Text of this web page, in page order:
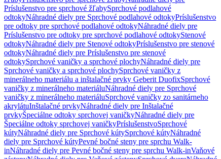
Príslušenstvo pre sprchové žľabySprchové podlahové
odtokyNáhradné diely pre Sprchové podlahové odtokyPríslušenstvo
pre odtoky pre sprchové podlahové odtokyNáhradné diely pre
Príslušenstvo pre odtoky pre sprchové podlahové odtokyStenové
odtokyNáhradné diely pre Stenové odtokyPríslušenstvo pre stenové
odtokyNáhradné diely pre Príslušenstvo pre stenové
odtokySprchové vaničky a sprchové plochyNáhradné diely pre
Sprchové vaničky a sprchové plochySprchové vaničky z
minerálneho materiálu a inštalačné prvky Geberit DuofixSprchové
vaničky z minerálneho materiáluNáhradné diely pre Sprchové
vaničky z minerálneho materiáluSprchové vaničky zo sanitárneho
akrylátuInštalačné prvkyNáhradné diely pre Inštalačné
prvkyŠpeciálne odtoky sprchovej vaničkyNáhradné diely pre
Špeciálne odtoky sprchovej vaničkyPríslušenstvoSprchové
kútyNáhradné diely pre Sprchové kútySprchové kútyNáhradné
diely pre Sprchové kútyPevné bočné steny pre sprchu Walk-
inNáhradné diely pre Pevné bočné steny pre sprchu Walk-inVaňové